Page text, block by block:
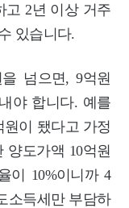
고 2년 이상 거주
있습니다.
넘으면, 9억원
야 합니다. 예를
원이 됐다고 가정
양도가액 10억원
이 10%이니까 4
소득세만 부담하